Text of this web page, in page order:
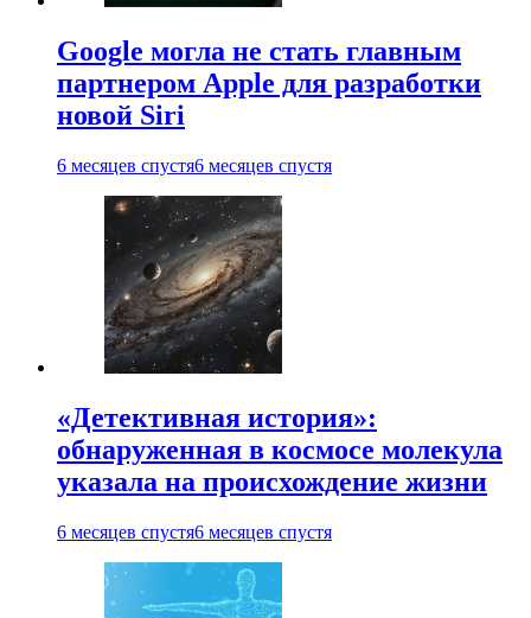
Google могла не стать главным
партнером Apple для разработки
новой Siri
6 месяцев спустя6 месяцев спустя
«Детективная история»:
обнаруженная в космосе молекула
указала на происхождение жизни
6 месяцев спустя6 месяцев спустя